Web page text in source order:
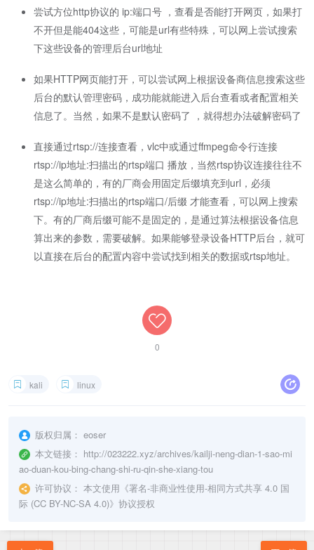
尝试方位http协议的 ip:端口号 ，查看是否能打开网页，如果打
不开但是能404这些，可能是url有些特殊，可以网上尝试搜索
下这些设备的管理后台url地址
如果HTTP网页能打开，可以尝试网上根据设备商信息搜索这些
后台的默认管理密码，成功能就能进入后台查看或者配置相关
信息了。当然，如果不是默认密码了 ，就得想办法破解密码了
直接通过rtsp://连接查看，vlc中或通过ffmpeg命令行连接
rtsp://ip地址:扫描出的rtsp端口 播放，当然rtsp协议连接往往不
是这么简单的，有的厂商会用固定后缀填充到url，必须
rtsp://ip地址:扫描出的rtsp端口/后缀 才能查看，可以网上搜索
下。有的厂商后缀可能不是固定的，是通过算法根据设备信息
算出来的参数，需要破解。如果能够登录设备HTTP后台，就可
以直接在后台的配置内容中尝试找到相关的数据或rtsp地址。
0
kali linux
版权归属： eoser
本文链接： http://023222.xyz/archives/kailji-neng-dian-1-sao-mi
ao-duan-kou-bing-chang-shi-ru-qin-she-xiang-tou
许可协议： 本文使用《署名-非商业性使用-相同方式共享 4.0 国
际 (CC BY-NC-SA 4.0)》协议授权